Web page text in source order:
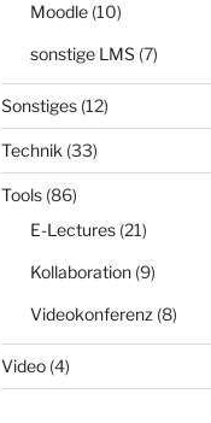
Moodle(10)
sonstige LMS(7)
Sonstiges(12)
Technik (33)
Tools(86)
E-Lectures(21)
Kollaboration(9)
Videokonferenz (8)
Video(4)